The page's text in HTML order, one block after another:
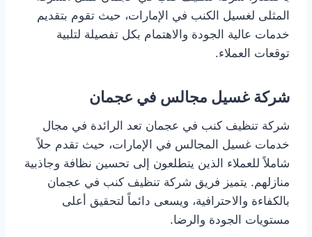
المثلى لغسيل الكنب في الإمارات، حيث تقوم بتقديم
خدمات عالية الجودة والاهتمام بكل تفصيلة لتلبية
توقعات العملاء.
شركة غسيل مجالس في عجمان
شركة تنظيف كنب في عجمان تعد الرائدة في مجال
خدمات غسيل المجالس في الإمارات، حيث تقدم حلاً
شاملاً للعملاء الذين يتطلعون إلى تحسين نظافة وجاذبية
منازلهم. يتميز فريق شركة تنظيف كنب في عجمان
بالكفاءة والاحترافية، ويسعى دائماً لتحقيق أعلى
مستويات الجودة والرضا.